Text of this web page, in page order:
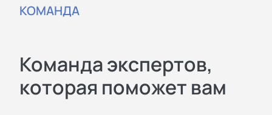
КОМАНДА
Команда экспертов,
которая поможет вам